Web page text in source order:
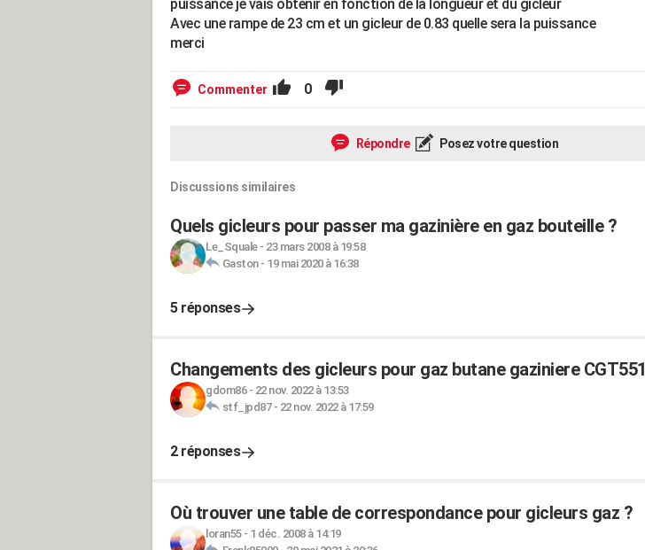
puissance je vais obtenir en fonction de la longueur et du gicleur
Avec une rampe de 23 cm et un gicleur de 0.83 quelle sera la puissance
merci
Commenter 0
Répondre Posez votre question
Discussions similaires
Quels gicleurs pour passer ma gazinière en gaz bouteille ?
Le_Squale- 23 mars 2008 à 19:58
Gaston- 19 mai 2020 à 16:38
5 réponses
Changements des gicleurs pour gaz butane gaziniere CGT551
gdom86- 22 nov. 2022 à 13:53
stf_jpd87- 22 nov. 2022 à 17:59
2 réponses
Où trouver une table de correspondance pour gicleurs gaz ?
loran55- 1 déc. 2008 à 14:19